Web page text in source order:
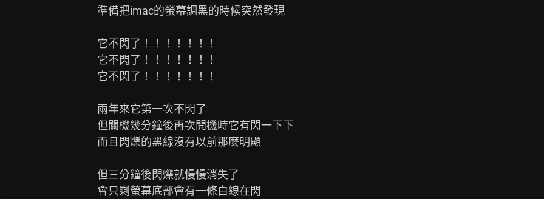
準備把imac的螢幕調黑的時候突然發現
它不閃了！！！！！！！
它不閃了！！！！！！！
它不閃了！！！！！！！
兩年來它第一次不閃了
但關機幾分鐘後再次開機時它有閃一下下
而且閃爍的黑線沒有以前那麼明顯
但三分鐘後閃爍就慢慢消失了
會只剩螢幕底部會有一條白線在閃